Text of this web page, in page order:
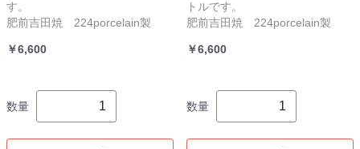
す。
肥前吉田焼 224porcelain製
￥6,600
数量
トルです。
肥前吉田焼 224porcelain製
￥6,600
数量